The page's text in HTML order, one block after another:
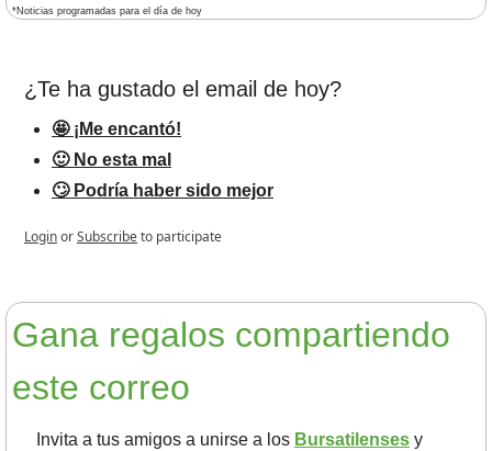
*Noticias programadas para el día de hoy
¿Te ha gustado el email de hoy?
🤩 ¡Me encantó!
🙂 No esta mal
🙄 Podría haber sido mejor
LoginorSubscribeto participate
Gana regalos compartiendo
este correo
Invita a tus amigos a unirse a los Bursatilenses y